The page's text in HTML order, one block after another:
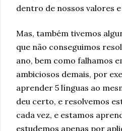
dentro de nossos valores e
Mas, também tivemos
que não conseguimos
ano, bem como falhamos
ambiciosos demais, por
aprender 5 línguas ao
deu certo, e resolvemos
cada vez, e estamos
estudemos apenas por